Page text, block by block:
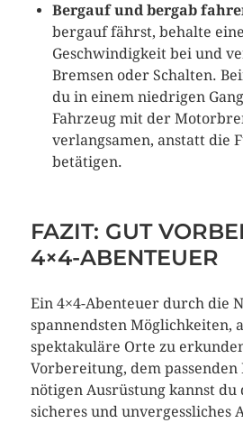
Bergauf und bergab
bergauf fährst, behalte
Geschwindigkeit bei und
Bremsen oder Schalten.
du in einem niedrigen
Fahrzeug mit der
verlangsamen, anstatt die
betätigen.
FAZIT: GUT
4×4-ABENTEUER
Ein 4×4-Abenteuer durch die
spannendsten Möglichkeiten,
spektakuläre Orte zu
Vorbereitung, dem passenden
nötigen Ausrüstung kannst du
sicheres und unvergessliches